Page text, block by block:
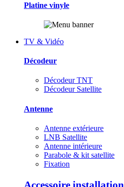
Platine vinyle
TV & Vidéo
Décodeur
Décodeur TNT
Décodeur Satellite
Antenne
Antenne extérieure
LNB Satellite
Antenne intérieure
Parabole & kit satellite
Fixation